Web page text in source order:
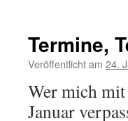
Termine,
Veröffentlicht am 24.
Wer mich
Januar